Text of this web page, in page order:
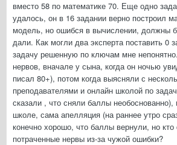
вместо 58 по математике 70. Еще одно
удалось, он в 16 задании верно построил
модель, но ошибся в вычислении, должны
дали. Как могли два эксперта поставить 0
задачу решенную по ключам мне
нервов, вначале у сына, когда он ночью
писал 80+), потом когда выясняли с
преподавателями и онлайн школой по
сказали , что сняли баллы
школе, сама апелляция (на раннее утро
конечно хорошо, что баллы вернули, но кто
потраченные нервы из-за чужой ошибки?